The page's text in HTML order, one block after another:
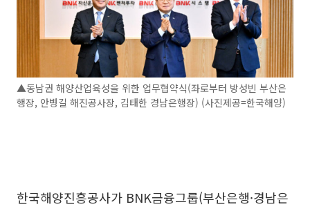
▲동남권 해양산업육성을 위한 업무협약식(좌로부터 방성빈 부산은
행장, 안병길 해진공사장, 김태한 경남은행장) (사진제공=한국해양)
한국해양진흥공사가 BNK금융그룹(부산은행·경남은